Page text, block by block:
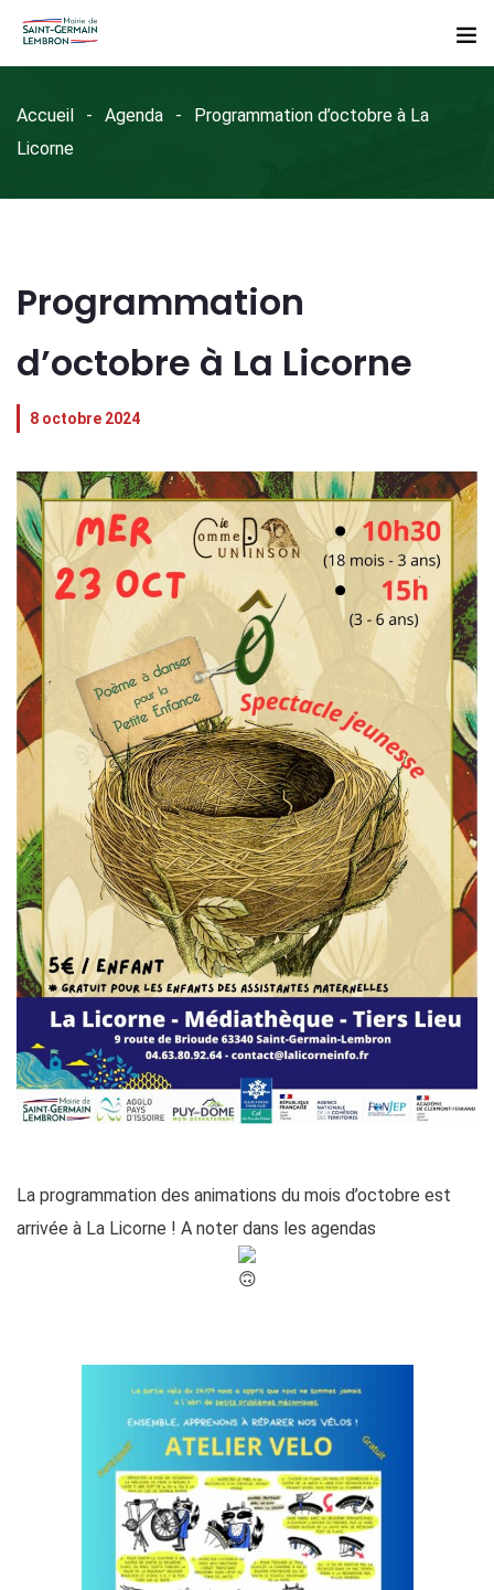
Accueil Agenda
Programmation d’octobre à La
Licorne
Programmation
d’octobre à La Licorne
8 octobre 2024
La programmation des animations du mois d’octobre est
arrivée à La Licorne ! A noter dans les agendas